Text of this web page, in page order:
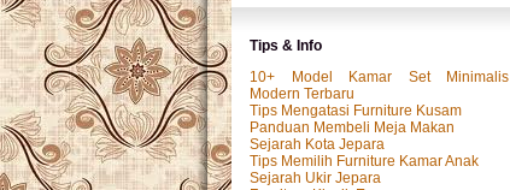
Tips & Info
10+ Model Kamar Set Minimalis
Modern Terbaru
Tips Mengatasi Furniture Kusam
Panduan Membeli Meja Makan
Sejarah Kota Jepara
Tips Memilih Furniture Kamar Anak
Sejarah Ukir Jepara